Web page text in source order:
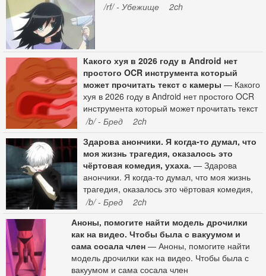
/rf/ - Убежище
2ch
Какого хуя в 2026 году в Android нет
простого OCR инструмента который
может прочитать текст с камеры — Какого
хуя в 2026 году в Android нет простого OCR
инструмента который может прочитать текст
с камеры и скинуть его в буфер обмена?
Google Lens может определять текст, но не
даёт скопировать его, только искать в гугле.
Функцию чтения текста БЕЗ ПОИСКА
гугловские гении решили не реализовывать.
В гугл плее каждый OCR Reader засран
рекламой и требует денег за то что
разработчик упаковал опенсорсный
Tesseract в приложение.
/b/ - Бред
2ch
Здарова анончики. Я когда-то думал, что
моя жизнь трагедия, оказалось это
чёртовая комедия, ухаха. — Здарова
анончики. Я когда-то думал, что моя жизнь
трагедия, оказалось это чёртовая комедия,
ухаха.
/b/ - Бред
2ch
Аноны, помогите найти модель дрочилки
как на видео. Чтобы была с вакуумом и
сама сосала член — Аноны, помогите найти
модель дрочилки как на видео. Чтобы была с
вакуумом и сама сосала член